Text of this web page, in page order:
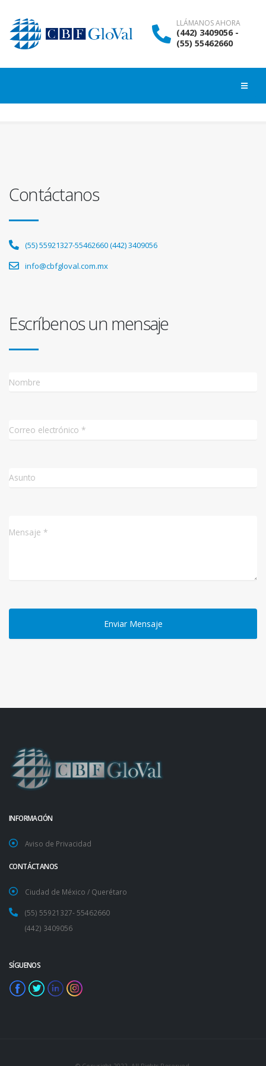
LLÁMANOS AHORA
(442) 3409056 -
(55) 55462660
Contáctanos
(55) 55921327-55462660 (442) 3409056
info@cbfgloval.com.mx
Escríbenos un mensaje
INFORMACIÓN
Aviso de Privacidad
CONTÁCTANOS
Ciudad de México / Querétaro
(55) 55921327- 55462660
(442) 3409056
SÍGUENOS